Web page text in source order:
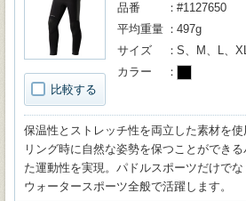
比較する
品番
#1127650
平均重量
497g
サイズ
S、M、L、
カラー
保温性とストレッチ性を両立した素材を
リング時に自然な姿勢を保つことができ
た運動性を実現。パドルスポーツだけで
ウォータースポーツ全般で活躍します。